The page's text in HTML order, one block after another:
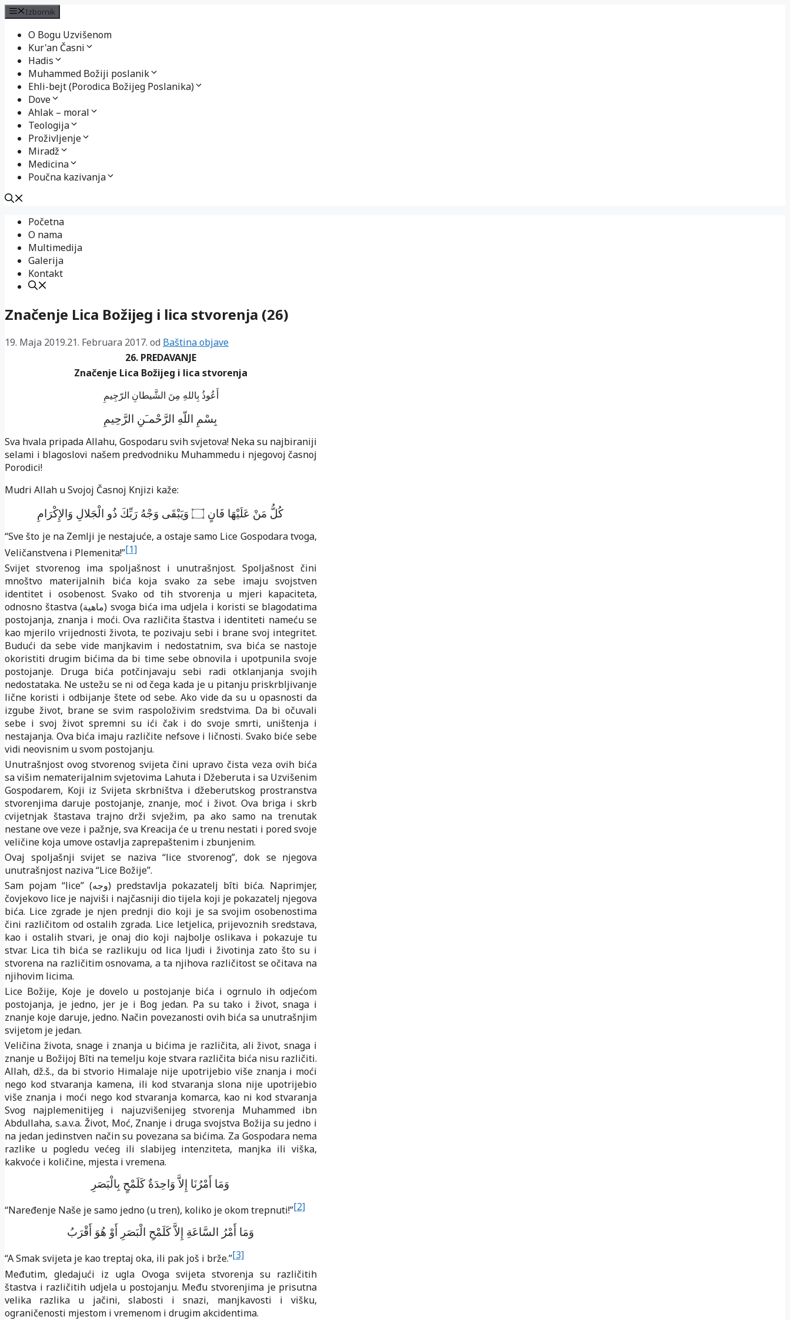
Izbornik
O Bogu Uzvišenom
Kur'an Časni
Hadis
Muhammed Božiji poslanik
Ehli-bejt (Porodica Božijeg Poslanika)
Dove
Ahlak – moral
Teologija
Proživljenje
Miradž
Medicina
Poučna kazivanja
sadržaj
Početna
O nama
Multimedija
Galerija
Kontakt
Značenje Lica Božijeg i lica stvorenja (26)
19. Maja 2019.21. Februara 2017. od Baština objave
26. PREDAVANJE
Značenje Lica Božijeg i lica stvorenja
أَعُوذُ بِاللهِ مِنَ الشَّيطانِ الرّجِيمِ
بِسْمِ اللّهِ الرَّحْمـَنِ الرَّحِيمِ
Sva hvala pripada Allahu, Gospodaru svih svjetova! Neka su najbiraniji
selami i blagoslovi našem predvodniku Muhammedu i njegovoj časnoj
Porodici!
Mudri Allah u Svojoj Časnoj Knjizi kaže:
كُلُّ مَنْ عَلَيْهَا فَانٍ ۝ وَيَبْقَى وَجْهُ رَبِّكَ ذُو الْجَلالِ وَالإِكْرَامِ
“Sve što je na Zemlji je nestajuće, a ostaje samo Lice Gospodara tvoga,
Veličanstvena i Plemenita!”[1]
Svijet stvorenog ima spoljašnost i unutrašnjost. Spoljašnost čini
mnoštvo materijalnih bića koja svako za sebe imaju svojstven
identitet i osobenost. Svako od tih stvorenja u mjeri kapaciteta,
odnosno štastva (ماهية) svoga bića ima udjela i koristi se blagodatima
postojanja, znanja i moći. Ova različita štastva i identiteti nameću se
kao mjerilo vrijednosti života, te pozivaju sebi i brane svoj integritet.
Budući da sebe vide manjkavim i nedostatnim, sva bića se nastoje
okoristiti drugim bićima da bi time sebe obnovila i upotpunila svoje
postojanje. Druga bića potčinjavaju sebi radi otklanjanja svojih
nedostataka. Ne ustežu se ni od čega kada je u pitanju priskrbljivanje
lične koristi i odbijanje štete od sebe. Ako vide da su u opasnosti da
izgube život, brane se svim raspoloživim sredstvima. Da bi očuvali
sebe i svoj život spremni su ići čak i do svoje smrti, uništenja i
nestajanja. Ova bića imaju različite nefsove i ličnosti. Svako biće sebe
vidi neovisnim u svom postojanju.
Unutrašnjost ovog stvorenog svijeta čini upravo čista veza ovih bića
sa višim nematerijalnim svjetovima Lahuta i Džeberuta i sa Uzvišenim
Gospodarem, Koji iz Svijeta skrbništva i džeberutskog prostranstva
stvorenjima daruje postojanje, znanje, moć i život. Ova briga i skrb
cvijetnjak štastava trajno drži svježim, pa ako samo na trenutak
nestane ove veze i pažnje, sva Kreacija će u trenu nestati i pored svoje
veličine koja umove ostavlja zaprepaštenim i zbunjenim.
Ovaj spoljašnji svijet se naziva “lice stvorenog”, dok se njegova
unutrašnjost naziva “Lice Božije”.
Sam pojam “lice” (وجه) predstavlja pokazatelj bîti bića. Naprimjer,
čovjekovo lice je najviši i najčasniji dio tijela koji je pokazatelj njegova
bića. Lice zgrade je njen prednji dio koji je sa svojim osobenostima
čini različitom od ostalih zgrada. Lice letjelica, prijevoznih sredstava,
kao i ostalih stvari, je onaj dio koji najbolje oslikava i pokazuje tu
stvar. Lica tih bića se razlikuju od lica ljudi i životinja zato što su i
stvorena na različitim osnovama, a ta njihova različitost se očitava na
njihovim licima.
Lice Božije, Koje je dovelo u postojanje bića i ogrnulo ih odjećom
postojanja, je jedno, jer je i Bog jedan. Pa su tako i život, snaga i
znanje koje daruje, jedno. Način povezanosti ovih bića sa unutrašnjim
svijetom je jedan.
Veličina života, snage i znanja u bićima je različita, ali život, snaga i
znanje u Božijoj Bîti na temelju koje stvara različita bića nisu različiti.
Allah, dž.š., da bi stvorio Himalaje nije upotrijebio više znanja i moći
nego kod stvaranja kamena, ili kod stvaranja slona nije upotrijebio
više znanja i moći nego kod stvaranja komarca, kao ni kod stvaranja
Svog najplemenitijeg i najuzvišenijeg stvorenja Muhammed ibn
Abdullaha, s.a.v.a. Život, Moć, Znanje i druga svojstva Božija su jedno i
na jedan jedinstven način su povezana sa bićima. Za Gospodara nema
razlike u pogledu većeg ili slabijeg intenziteta, manjka ili viška,
kakvoće i količine, mjesta i vremena.
وَمَا أَمْرُنَا إِلاَّ وَاحِدَةٌ كَلَمْحٍ بِالْبَصَرِ
“Naređenje Naše je samo jedno (u tren), koliko je okom trepnuti!”[2]
وَمَا أَمْرُ السَّاعَةِ إِلاَّ كَلَمْحِ الْبَصَرِ أَوْ هُوَ أَقْرَبُ
“A Smak svijeta je kao treptaj oka, ili pak još i brže.”[3]
Međutim, gledajući iz ugla Ovoga svijeta stvorenja su različitih
štastva i različitih udjela u postojanju. Među stvorenjima je prisutna
velika razlika u jačini, slabosti i snazi, manjkavosti i višku,
ograničenosti mjestom i vremenom i drugim akcidentima.